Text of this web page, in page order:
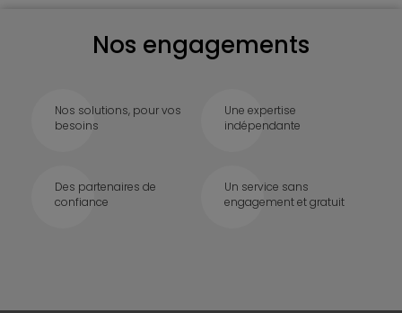
Nos engagements
Nos solutions, pour vos
besoins
Une expertise
indépendante
Des partenaires de
confiance
Un service sans
engagement et gratuit